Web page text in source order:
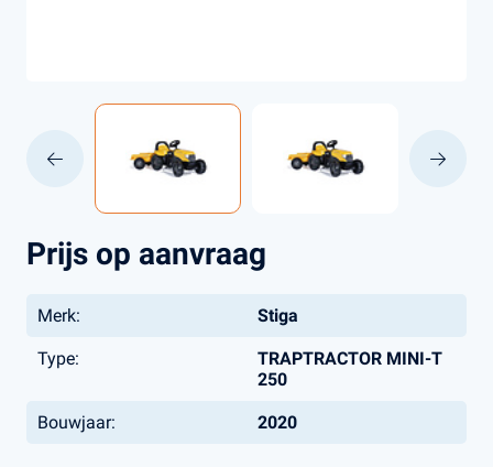
Prijs op aanvraag
Merk: Stiga
Type:
TRAPTRACTOR MINI-T
250
Bouwjaar: 2020